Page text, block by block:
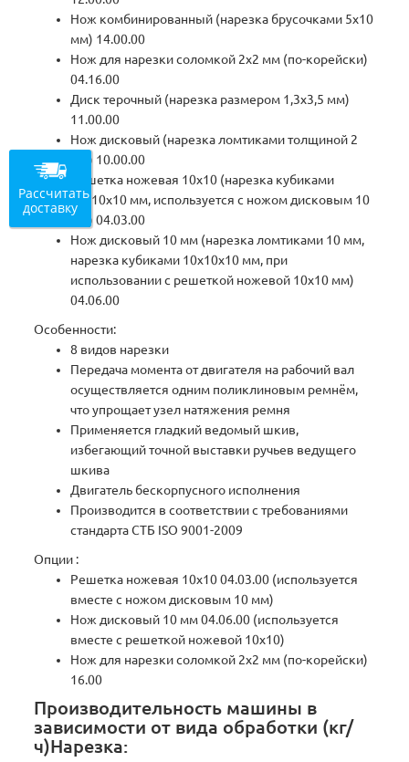
Нож комбинированный (нарезка брусочками 5х10
мм) 14.00.00
Нож для нарезки соломкой 2х2 мм (по-корейски)
04.16.00
Диск терочный (нарезка размером 1,3х3,5 мм)
11.00.00
Нож дисковый (нарезка ломтиками толщиной 2
мм) 10.00.00
Решетка ножевая 10х10 (нарезка кубиками
10х10х10 мм, используется с ножом дисковым 10
мм) 04.03.00
Нож дисковый 10 мм (нарезка ломтиками 10 мм,
нарезка кубиками 10х10х10 мм, при
использовании с решеткой ножевой 10х10 мм)
04.06.00
Особенности:
8 видов нарезки
Передача момента от двигателя на рабочий вал
осуществляется одним поликлиновым ремнём,
что упрощает узел натяжения ремня
Применяется гладкий ведомый шкив,
избегающий точной выставки ручьев ведущего
шкива
Двигатель бескорпусного исполнения
Производится в соответствии с требованиями
стандарта СТБ ISO 9001-2009
Опции :
Решетка ножевая 10х10 04.03.00 (используется
вместе с ножом дисковым 10 мм)
Нож дисковый 10 мм 04.06.00 (используется
вместе с решеткой ножевой 10х10)
Нож для нарезки соломкой 2х2 мм (по-корейски)
16.00
Производительность машины в
зависимости от вида обработки (кг/
ч)Нарезка:
Рассчитать
доставку